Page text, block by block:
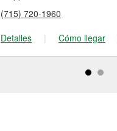
(715) 720-1960
Detalles
| Cómo llegar